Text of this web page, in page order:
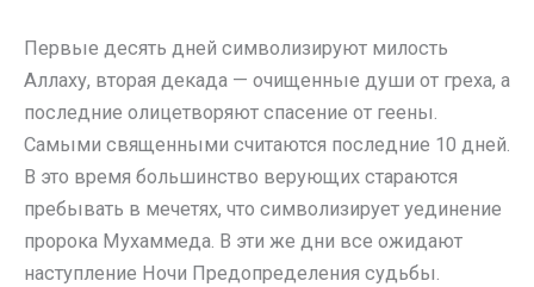
Первые десять дней символизируют милость
Аллаху, вторая декада — очищенные души от греха, а
последние олицетворяют спасение от геены.
Самыми священными считаются последние 10 дней.
В это время большинство верующих стараются
пребывать в мечетях, что символизирует уединение
пророка Мухаммеда. В эти же дни все ожидают
наступление Ночи Предопределения судьбы.